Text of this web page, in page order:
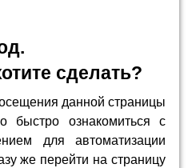
сделать?
данной страницы
быстро ознакомиться с
для автоматизации
же перейти на страницу